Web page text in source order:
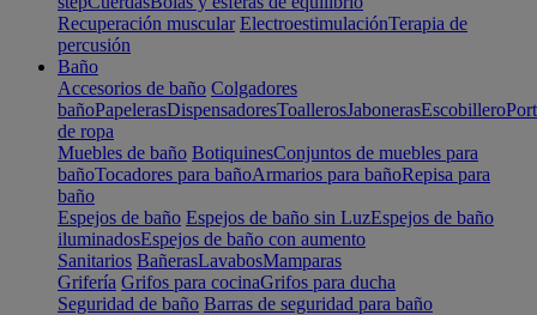
Recuperación muscular ElectroestimulaciónTerapia de
percusión
Baño
Accesorios de baño Colgadores
bañoPapelerasDispensadoresToallerosJabonerasEscobillero
de ropa
Muebles de baño BotiquinesConjuntos de muebles para
bañoTocadores para bañoArmarios para bañoRepisa para
baño
Espejos de baño Espejos de baño sin LuzEspejos de baño
iluminadosEspejos de baño con aumento
Sanitarios BañerasLavabosMamparas
Grifería Grifos para cocinaGrifos para ducha
Seguridad de baño Barras de seguridad para baño